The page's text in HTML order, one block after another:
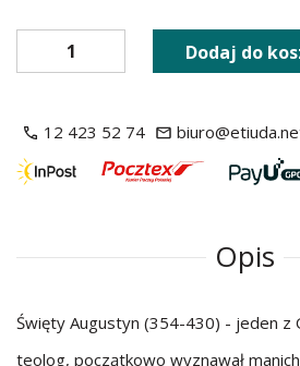
Dodaj do
12 423 52 74
Opis
Święty Augustyn (354-430) - jeden z
teolog, początkowo wyznawał